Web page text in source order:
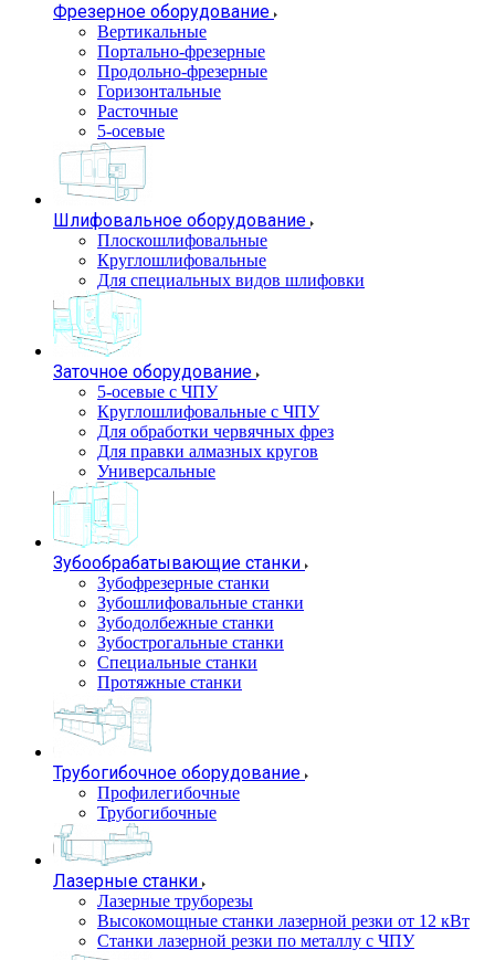
Фрезерное оборудование
Вертикальные
Портально-фрезерные
Продольно-фрезерные
Горизонтальные
Расточные
5-осевые
Шлифовальное оборудование
Плоскошлифовальные
Круглошлифовальные
Для специальных видов шлифовки
Заточное оборудование
5-осевые с ЧПУ
Круглошлифовальные с ЧПУ
Для обработки червячных фрез
Для правки алмазных кругов
Универсальные
Зубообрабатывающие станки
Зубофрезерные станки
Зубошлифовальные станки
Зубодолбежные станки
Зубострогальные станки
Специальные станки
Протяжные станки
Трубогибочное оборудование
Профилегибочные
Трубогибочные
Лазерные станки
Лазерные труборезы
Высокомощные станки лазерной резки от 12 кВт
Станки лазерной резки по металлу с ЧПУ